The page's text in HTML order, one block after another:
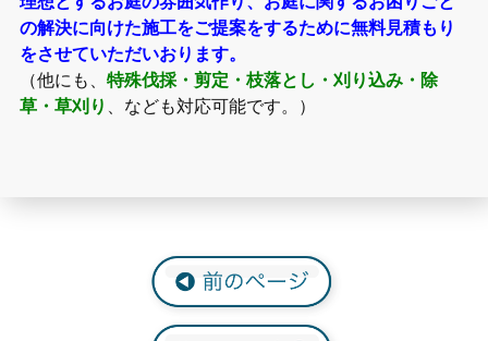
の解決に向けた施工をご提案をするために無料見積もり
をさせていただいおります。
（他にも、 特殊伐採・剪定・枝落とし・刈り込み・除
草・草刈り 、なども対応可能です。）